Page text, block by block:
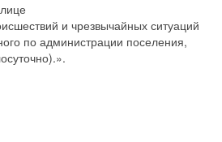
и чрезвычайных ситуаций
по администрации поселения,